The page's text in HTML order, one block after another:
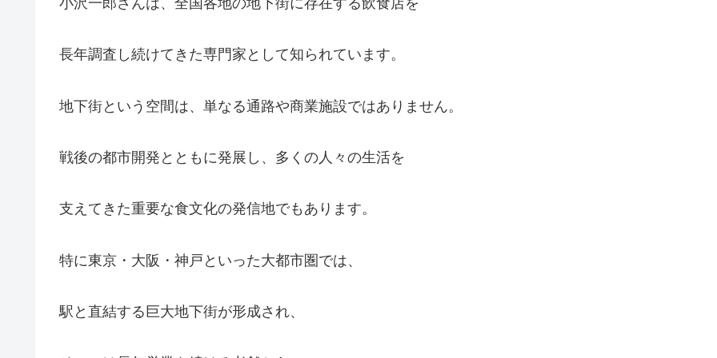
長年調査し続けてきた専門家として知られています。
地下街という空間は、単なる通路や商業施設ではありません。
戦後の都市開発とともに発展し、多くの人々の生活を
支えてきた重要な食文化の発信地でもあります。
特に東京・大阪・神戸といった大都市圏では、
駅と直結する巨大地下街が形成され、